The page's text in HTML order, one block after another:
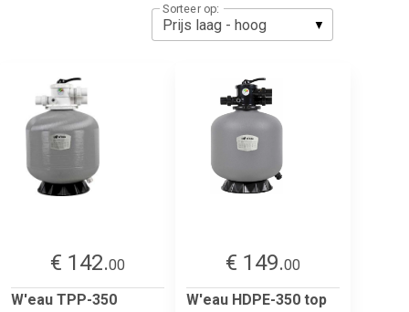
Sorteer op:
€ 142.00
W'eau TPP-350
€ 149.00
W'eau HDPE-350 top